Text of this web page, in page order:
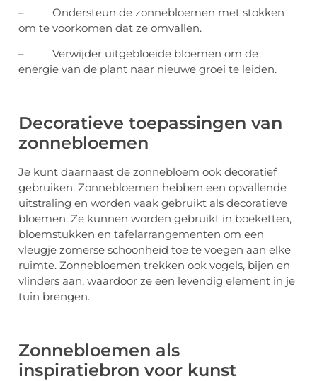
– Ondersteun de zonnebloemen met stokken
om te voorkomen dat ze omvallen.
– Verwijder uitgebloeide bloemen om de
energie van de plant naar nieuwe groei te leiden.
Decoratieve toepassingen van
zonnebloemen
Je kunt daarnaast de zonnebloem ook decoratief
gebruiken. Zonnebloemen hebben een opvallende
uitstraling en worden vaak gebruikt als decoratieve
bloemen. Ze kunnen worden gebruikt in boeketten,
bloemstukken en tafelarrangementen om een
vleugje zomerse schoonheid toe te voegen aan elke
ruimte. Zonnebloemen trekken ook vogels, bijen en
vlinders aan, waardoor ze een levendig element in je
tuin brengen.
Zonnebloemen als
inspiratiebron voor kunst